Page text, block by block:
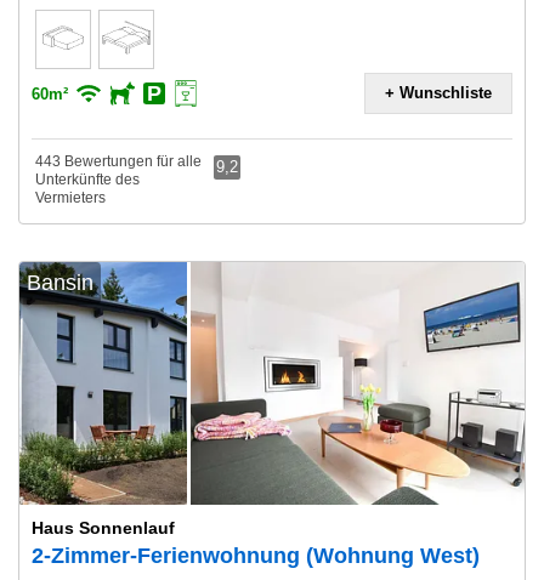
60m² + Wunschliste
443 Bewertungen für alle
Unterkünfte des
Vermieters
9,2
Bansin
Haus Sonnenlauf
2-Zimmer-Ferienwohnung (Wohnung West)